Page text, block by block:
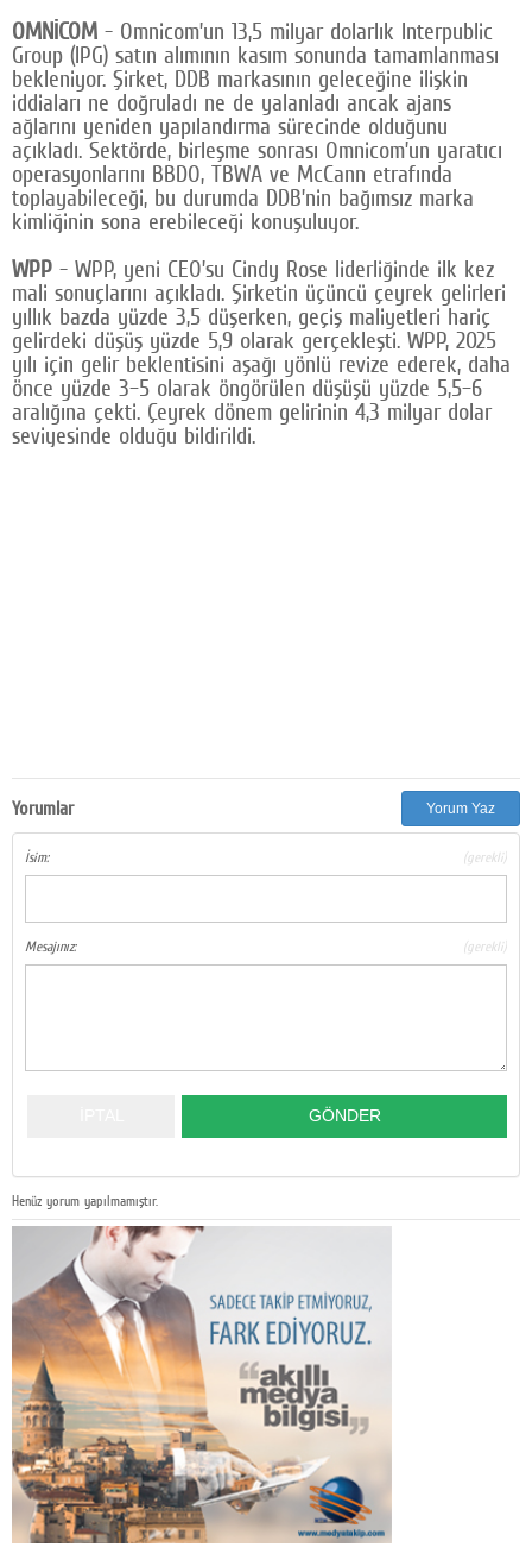
OMNİCOM - Omnicom’un 13,5 milyar dolarlık Interpublic
Group (IPG) satın alımının kasım sonunda tamamlanması
bekleniyor. Şirket, DDB markasının geleceğine ilişkin
iddiaları ne doğruladı ne de yalanladı ancak ajans
ağlarını yeniden yapılandırma sürecinde olduğunu
açıkladı. Sektörde, birleşme sonrası Omnicom’un yaratıcı
operasyonlarını BBDO, TBWA ve McCann etrafında
toplayabileceği, bu durumda DDB’nin bağımsız marka
kimliğinin sona erebileceği konuşuluyor.
WPP - WPP, yeni CEO’su Cindy Rose liderliğinde ilk kez
mali sonuçlarını açıkladı. Şirketin üçüncü çeyrek gelirleri
yıllık bazda yüzde 3,5 düşerken, geçiş maliyetleri hariç
gelirdeki düşüş yüzde 5,9 olarak gerçekleşti. WPP, 2025
yılı için gelir beklentisini aşağı yönlü revize ederek, daha
önce yüzde 3–5 olarak öngörülen düşüşü yüzde 5,5–6
aralığına çekti. Çeyrek dönem gelirinin 4,3 milyar dolar
seviyesinde olduğu bildirildi.
Yorumlar Yorum Yaz
İsim: (gerekli)
Mesajınız: (gerekli)
Henüz yorum yapılmamıştır.